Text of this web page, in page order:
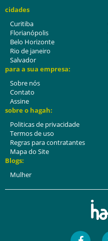
cidades
Curitiba
Florianópolis
Belo Horizonte
Rio de janeiro
Salvador
para a sua empresa:
Sobre nós
Contato
Assine
sobre o hagah:
Politicas de privacidade
Termos de uso
Regras para contratantes
Mapa do Site
Blogs:
Mulher